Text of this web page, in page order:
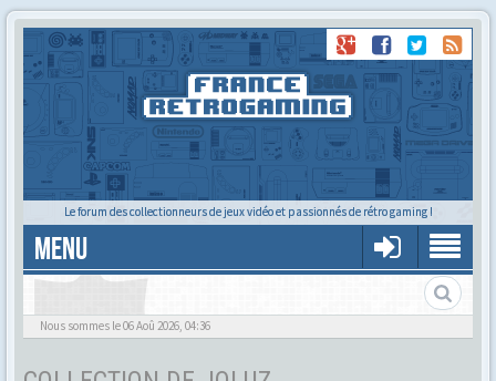
Le forum des collectionneurs de jeux vidéo et passionnés de rétro gaming !
MENU
La Collec de Joluz
Nous sommes le 06 Aoû 2026, 04:36